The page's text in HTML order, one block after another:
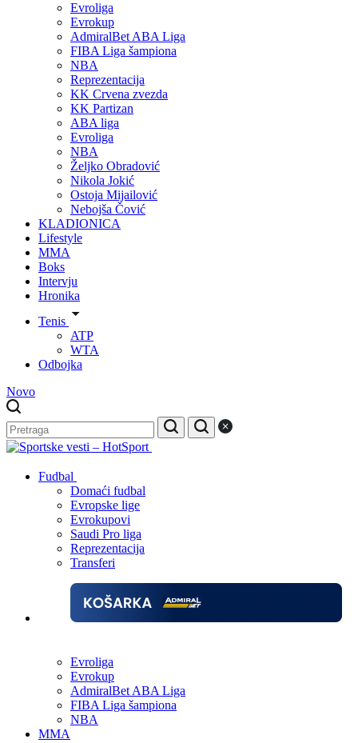
Evroliga
Evrokup
AdmiralBet ABA Liga
FIBA Liga šampiona
NBA
Reprezentacija
KK Crvena zvezda
KK Partizan
ABA liga
Evroliga
NBA
Željko Obradović
Nikola Jokić
Ostoja Mijailović
Nebojša Čović
KLADIONICA
Lifestyle
MMA
Boks
Intervju
Hronika
Tenis
ATP
WTA
Odbojka
Novo
Fudbal
Domaći fudbal
Evropske lige
Evrokupovi
Saudi Pro liga
Reprezentacija
Transferi
Evroliga
Evrokup
AdmiralBet ABA Liga
FIBA Liga šampiona
NBA
MMA